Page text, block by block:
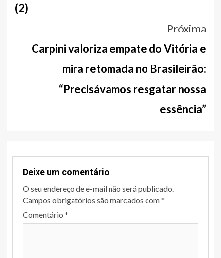
(2)
Próxima
Carpini valoriza empate do Vitória e
mira retomada no Brasileirão:
“Precisávamos resgatar nossa
essência”
Deixe um comentário
O seu endereço de e-mail não será publicado.
Campos obrigatórios são marcados com*
Comentário *